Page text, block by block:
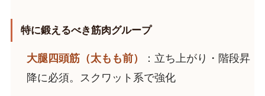
特に鍛えるべき筋肉グループ
大腿四頭筋（太もも前）
：立ち上がり・階段昇
降に必須。スクワット系で強化